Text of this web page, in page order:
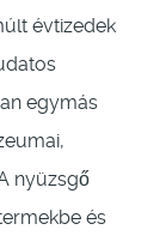
évtizedek
egymás
nyüzsgő
és